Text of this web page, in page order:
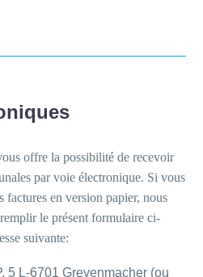
offre la possibilité de recevoir
par voie électronique. Si vous
factures en version papier, nous
le présent formulaire ci-
suivante:
5 L-6701 Grevenmacher (ou